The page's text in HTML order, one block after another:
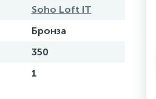
Soho Loft IT
Бронза
350
1